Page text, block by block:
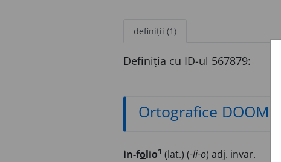
definiții (1)
Definiția cu ID-ul 567879:
Ortografice DOOM
in-folio1 (lat.) (-li-o) adj. invar.